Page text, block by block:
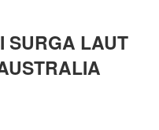
SURGA LAUT